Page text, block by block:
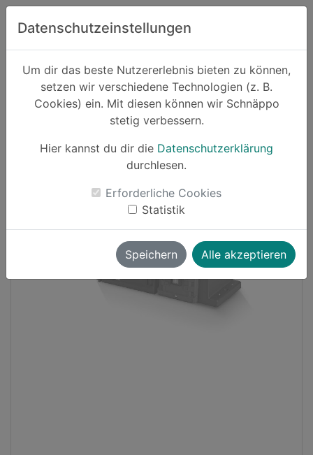
Zum Hauptinhalt springen
Datenschutzeinstellungen
Um dir das beste Nutzererlebnis bieten zu können,
setzen wir verschiedene Technologien (z. B.
Cookies) ein. Mit diesen können wir Schnäppo
stetig verbessern.
Hier kannst du dir die Datenschutzerklärung
durchlesen.
Erforderliche Cookies
Statistik
Speichern Alle akzeptieren
Suchen
Schnäppchen Haushalt und Garten
Cashback